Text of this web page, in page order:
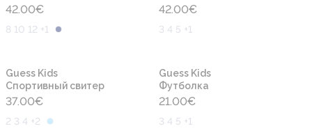
42.00€
8 10 12 +1
42.00€
3 4 5 +1
Guess Kids
Cпортивный свитер
37.00€
2 3 4 +2
Guess Kids
Футболка
21.00€
3 4 5 +1